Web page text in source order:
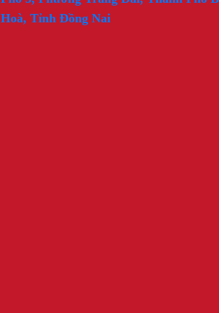
Hoà, Tỉnh Đồng Nai